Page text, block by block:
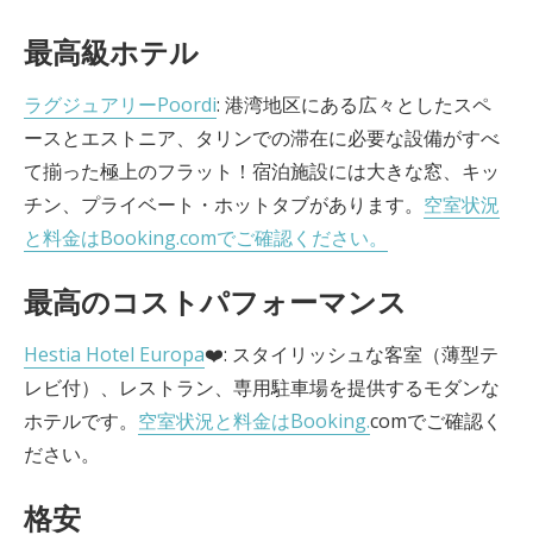
最高級ホテル
ラグジュアリーPoordi: 港湾地区にある広々としたスペ
ースとエストニア、タリンでの滞在に必要な設備がすべ
て揃った極上のフラット！宿泊施設には大きな窓、キッ
チン、プライベート・ホットタブがあります。 空室状況
と料金はBooking.comでご確認ください。
最高のコストパフォーマンス
Hestia Hotel Europa❤️: スタイリッシュな客室（薄型テ
レビ付）、レストラン、専用駐車場を提供するモダンな
ホテルです。 空室状況と料金はBooking.comでご確認く
ださい。
格安